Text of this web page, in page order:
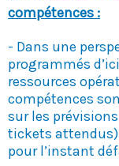
compétences :
- Dans une
programmés
ressources
compétences
sur les
tickets
pour l’instant